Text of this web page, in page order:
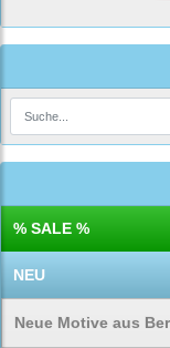
% SALE %
NEU
Neue Motive aus